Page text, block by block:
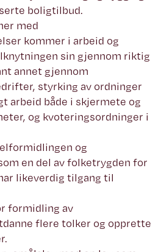
boligtilbud.
med
kommer i arbeid og
sin gjennom riktig
annet gjennom
styrking av ordninger
arbeid både i skjermete og
og kvoteringsordninger i
og
en del av folketrygden for
likeverdig tilgang til
formidling av
flere tolker og opprette